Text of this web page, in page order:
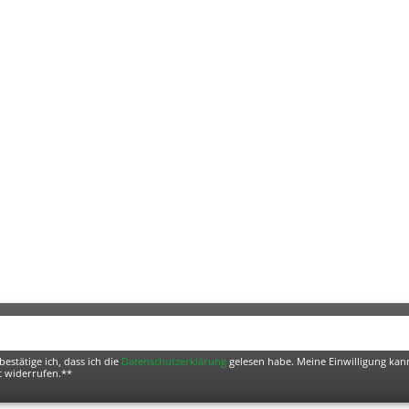
ich, dass ich die Daten­schutz­erklärunggelesen habe. Meine Einwilligung
widerrufen.**